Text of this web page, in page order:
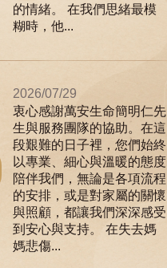
的情緒。 在我們思緒最模
糊時，他...
2026/07/29
衷心感謝萬安生命簡明仁先
生與服務團隊的協助。在這
段艱難的日子裡，您們始終
以專業、細心與溫暖的態度
陪伴我們，無論是各項流程
的安排，或是對家屬的關懷
與照顧，都讓我們深深感受
到安心與支持。 在失去媽
媽悲傷...